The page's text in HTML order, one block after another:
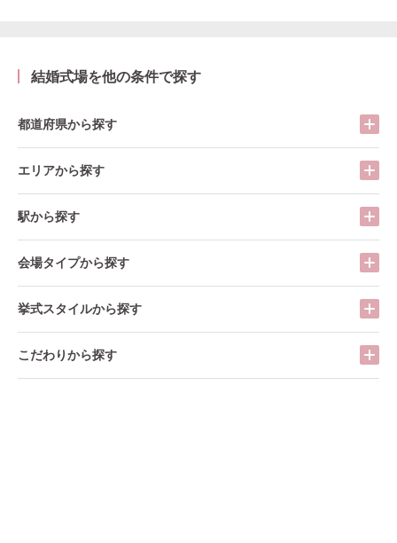
結婚式場を他の条件で探す
都道府県から探す
エリアから探す
駅から探す
会場タイプから探す
挙式スタイルから探す
こだわりから探す